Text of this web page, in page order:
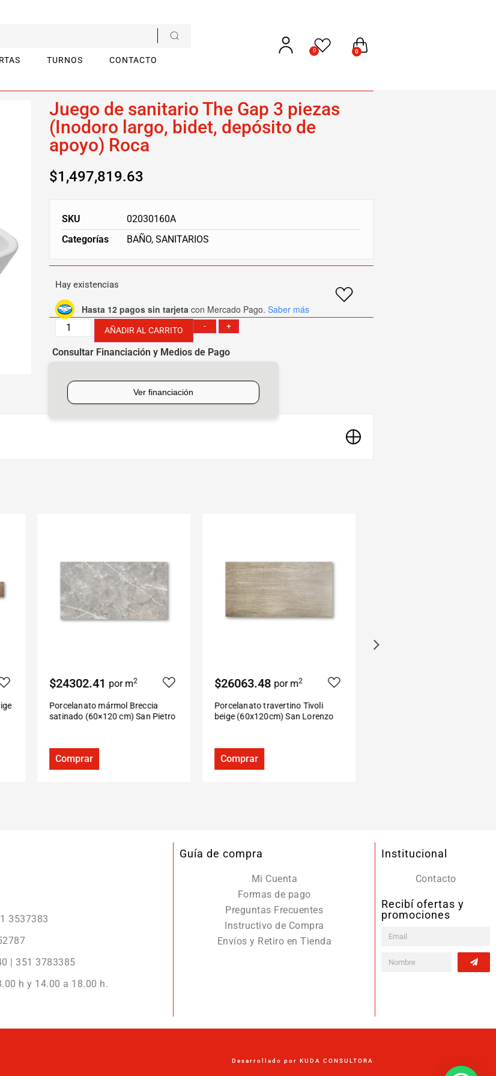
TURNOS CONTACTO
0 0
Juego de sanitario The Gap 3 piezas
(Inodoro largo, bidet, depósito de
apoyo) Roca
$1,497,819.63
SKU
02030160A
Categorías
BAÑO, SANITARIOS
Hay existencias
Hasta 12 pagos sin tarjeta con Mercado Pago. Saber más
- +
AÑADIR AL CARRITO
Consultar Financiación y Medios de Pago
$24302.41 por m2
Porcelanato mármol Breccia
satinado (60×120 cm) San Pietro
Comprar
$26063.48 por m2
Porcelanato travertino Tivoli
beige (60x120cm) San Lorenzo
Comprar
3537383
| 351 3783385
h y 14.00 a 18.00 h.
Guía de compra
Mi Cuenta
Formas de pago
Preguntas Frecuentes
Instructivo de Compra
Envíos y Retiro en Tienda
Institucional
Contacto
Recibí ofertas y
promociones
Desarrollado por KUDA CONSULTORA